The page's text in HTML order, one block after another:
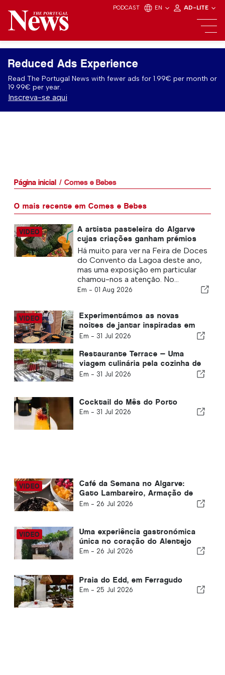
PODCAST EN AD-LITE
Reduced Ads Experience
Read The Portugal News with fewer ads for 1.99€ per month or
19.99€ per year.
Inscreva-se aqui
Página inicial Comes e Bebes
O mais recente em Comes e Bebes
A artista pasteleira do Algarve
cujas criações ganham prémios
internacionais
Há muito para ver na Feira de Doces
do Convento da Lagoa deste ano,
mas uma exposição em particular
chamou-nos a atenção. No...
Em - 01 Aug 2026
Experimentámos as novas
noites de jantar inspiradas em
diferentes partes do mundo, em
Em - 31 Jul 2026
Restaurante Terrace — Uma
viagem culinária pela cozinha de
fusão oriental e mediterrânica
Em - 31 Jul 2026
Cocktail do Mês do Porto
Em - 31 Jul 2026
Café da Semana no Algarve:
Gato Lambareiro, Armação de
Pêra
Em - 26 Jul 2026
Uma experiência gastronómica
única no coração do Alentejo
Em - 26 Jul 2026
Praia do Edd, em Ferragudo
Em - 25 Jul 2026